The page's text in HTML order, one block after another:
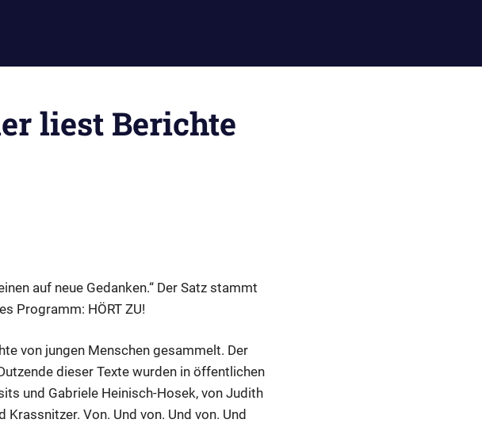
liest Berichte
auf neue Gedanken.“ Der Satz stammt
Programm: HÖRT ZU!
von jungen Menschen gesammelt. Der
dieser Texte wurden in öffentlichen
und Gabriele Heinisch-Hosek, von Judith
Von. Und von. Und von. Und